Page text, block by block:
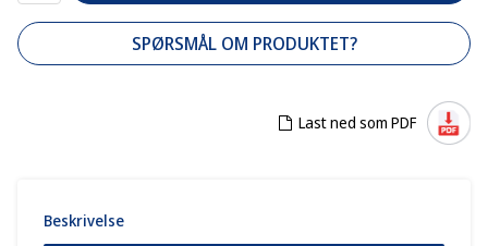
SPØRSMÅL OM PRODUKTET?
Last ned som PDF
Beskrivelse